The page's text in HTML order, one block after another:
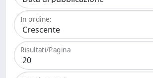
In ordine:
Risultati/Pagina